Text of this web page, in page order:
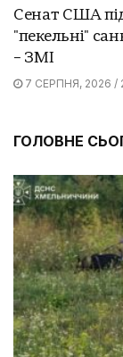
Сенат США
"пекельні"
– ЗМІ
7 СЕРПНЯ, 2026 /
ГОЛОВНЕ